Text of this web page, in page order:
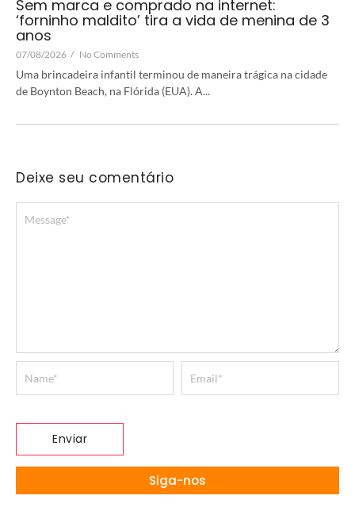
Sem marca e comprado na internet:
‘forninho maldito’ tira a vida de menina de 3
anos
07/08/2026 / No Comments
Uma brincadeira infantil terminou de maneira trágica na cidade
de Boynton Beach, na Flórida (EUA). A...
Deixe seu comentário
Siga-nos